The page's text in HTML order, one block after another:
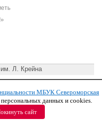
Л. Крейна
МБУК СЦБС
МБУК Североморская
персональных данных и cookies.
сайт